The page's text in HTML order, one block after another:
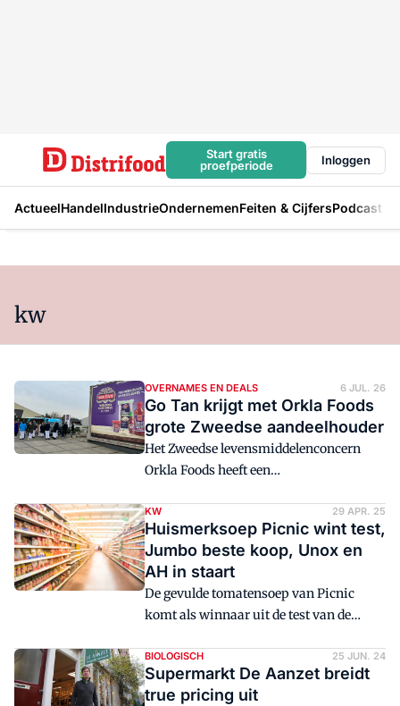
Start gratis
proefperiode
Inloggen
ActueelHandelIndustrieOndernemenFeiten & CijfersPodcast
kw
OVERNAMES EN DEALS 6 JUL. 26
Go Tan krijgt met Orkla Foods
grote Zweedse aandeelhouder
Het Zweedse levensmiddelenconcern
Orkla Foods heeft een
genomen in de Nederlandse fabrikant
van Aziatisch assortiment Go Tan.
KW 29 APR. 25
Huismerksoep Picnic wint test,
Jumbo beste koop, Unox en
AH in staart
De gevulde tomatensoep van Picnic
komt als winnaar uit de test van de
BIOLOGISCH 25 JUN. 24
Supermarkt De Aanzet breidt
true pricing uit